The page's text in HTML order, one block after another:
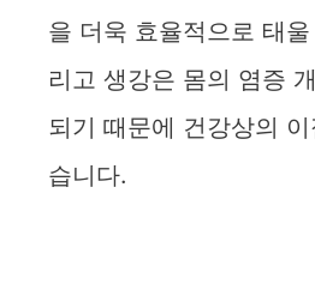
을 더욱 효율적으로 태
리고 생강은 몸의 염증
되기 때문에 건강상의
습니다.